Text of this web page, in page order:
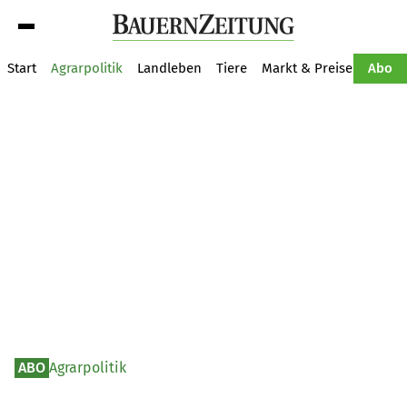
Start Agrarpolitik Landleben Tiere Markt & Preise Abo
ABO Agrarpolitik